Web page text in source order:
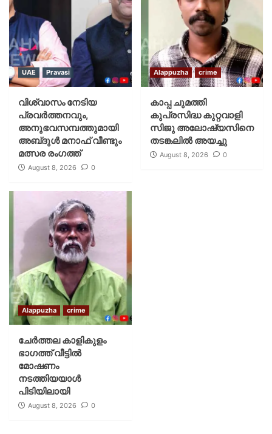
UAE Pravasi
വിശ്വാസം നേടിയ
പ്രവർത്തനവും,
അനുഭവസമ്പത്തുമായി
അബ്‌ദുൾ മനാഫ് വീണ്ടും
മത്സര രംഗത്ത്
August 8, 2026 0
Alappuzha crime
കാപ്പ ചുമത്തി
കുപ്രസിദ്ധ കുറ്റവാളി
സിജു അലോഷ്യസിനെ
തടങ്കലിൽ അയച്ചു
August 8, 2026 0
Alappuzha crime
ചേർത്തല കാളികുളം
ഭാഗത്ത് വീട്ടിൽ
മോഷണം
നടത്തിയയാൾ
പിടിയിലായി
August 8, 2026 0